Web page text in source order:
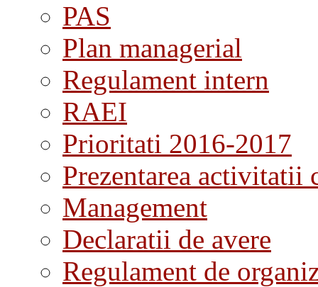
PAS
Plan managerial
Regulament intern
RAEI
Prioritati 2016-2017
Prezentarea activitatii
Management
Declaratii de avere
Regulament de